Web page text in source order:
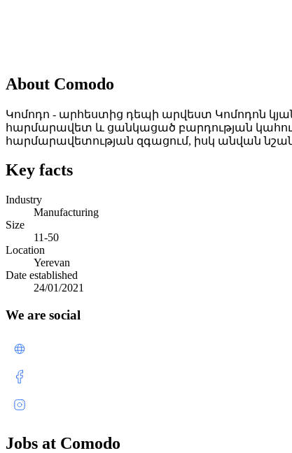
About Comodo
Կոմոդո - արհեստից դեպի արվեստ Կոմոդոն
հարմարավետ և ցանկացած բարդության
հարմարավետության զգացում, իսկ անվան
Key facts
Industry
Manufacturing
Size
11-50
Location
Yerevan
Date established
24/01/2021
We are social
Jobs at Comodo